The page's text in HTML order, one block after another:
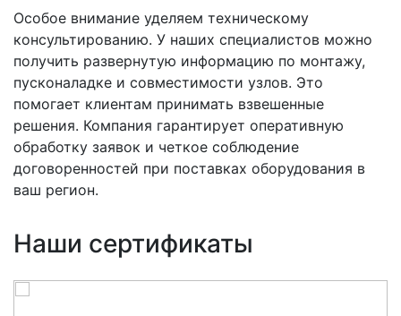
Особое внимание уделяем техническому
консультированию. У наших специалистов можно
получить развернутую информацию по монтажу,
пусконаладке и совместимости узлов. Это
помогает клиентам принимать взвешенные
решения. Компания гарантирует оперативную
обработку заявок и четкое соблюдение
договоренностей при поставках оборудования в
ваш регион.
Наши сертификаты